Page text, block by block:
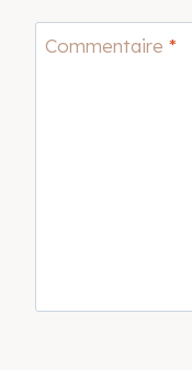
Commentaire *